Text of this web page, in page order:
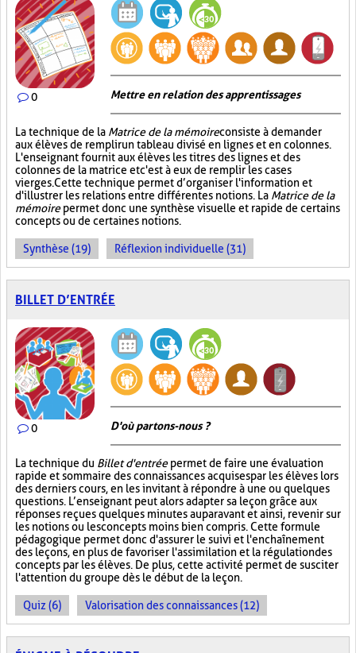
0 Mettre en relation des apprentissages
La technique de la Matrice de la mémoireconsiste à demander
aux élèves de remplir un tableau divisé en lignes et en colonnes.
L'enseignant fournit aux élèves les titres des lignes et des
colonnes de la matrice et c'est à eux de remplir les cases
vierges. Cette technique permet d’organiser l'information et
d'illustrer les relations entre différentes notions. La Matrice de la
mémoirepermet donc une synthèse visuelle et rapide de certains
concepts ou de certaines notions.
Synthèse (19) Réflexion individuelle (31)
BILLET D’ENTRÉE
0 D'où partons-nous ?
La technique du Billet d'entréepermet de faire une évaluation
rapide et sommaire des connaissances acquises par les élèves lors
des derniers cours, en les invitant à répondre à une ou quelques
questions. L’enseignant peut alors adapter sa leçon grâce aux
réponses reçues quelques minutes auparavant et ainsi, revenir sur
les notions ou les concepts moins bien compris. Cette formule
pédagogique permet donc d'assurer le suivi et l'enchaînement
des leçons, en plus de favoriser l'assimilation et la régulation des
concepts par les élèves. De plus, cette activité permet de susciter
l'attention du groupe dès le début de la leçon.
Quiz (6) Valorisation des connaissances (12)